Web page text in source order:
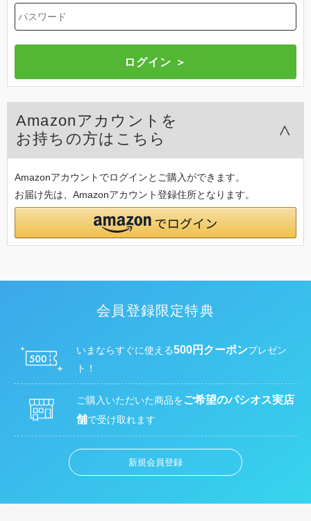
Amazonアカウントを
お持ちの方はこちら
Amazonアカウントでログインとご購入ができます。
お届け先は、Amazonアカウント登録住所となります。
会員登録限定特典
いまならすぐに使える500円クーポンプレゼン
ト！
ご購入いただいた商品をご希望のパシオス実店
舗で受け取れます
新規会員登録